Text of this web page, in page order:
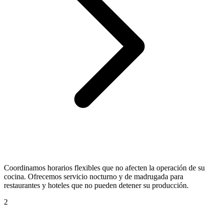
Coordinamos horarios flexibles que no afecten la operación de su
cocina. Ofrecemos servicio nocturno y de madrugada para
restaurantes y hoteles que no pueden detener su producción.
2